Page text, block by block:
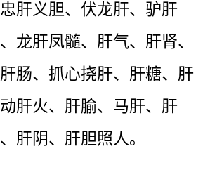
肝义胆、伏龙肝、驴肝
龙肝凤髓、肝气、肝肾、
肠、抓心挠肝、肝糖、肝
肝火、肝腧、马肝、肝
肝阴、肝胆照人。